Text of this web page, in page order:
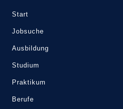
Start
Jobsuche
Ausbildung
Studium
Praktikum
Berufe